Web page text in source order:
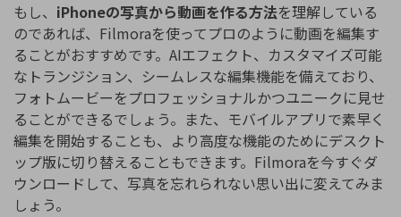
もし、 iPhoneの写真から動画を作る方法を理解している
のであれば、Filmoraを使ってプロのように動画を編集す
ることがおすすめです。AIエフェクト、カスタマイズ可能
なトランジション、シームレスな編集機能を備えており、
フォトムービーをプロフェッショナルかつユニークに見せ
ることができるでしょう。また、モバイルアプリで素早く
編集を開始することも、より高度な機能のためにデスクト
ップ版に切り替えることもできます。Filmoraを今すぐダ
ウンロードして、写真を忘れられない思い出に変えてみま
しょう。